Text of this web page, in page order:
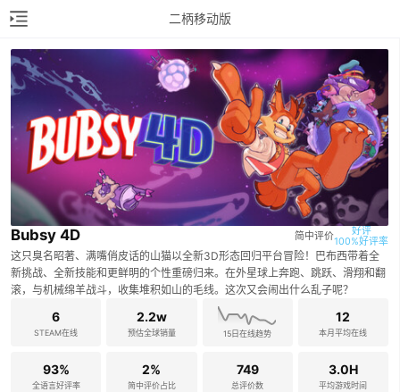
二柄移动版
Bubsy 4D 简中评价
好评
100%好评率
这只臭名昭著、满嘴俏皮话的山猫以全新3D形态回归平台冒险！巴布西带着全
新挑战、全新技能和更鲜明的个性重磅归来。在外星球上奔跑、跳跃、滑翔和翻
滚，与机械绵羊战斗，收集堆积如山的毛线。这次又会闹出什么乱子呢？
6
STEAM在线
2.2w
预估全球销量 15日在线趋势
12
本月平均在线
93%
全语言好评率
2%
简中评价占比
749
总评价数
3.0H
平均游戏时间